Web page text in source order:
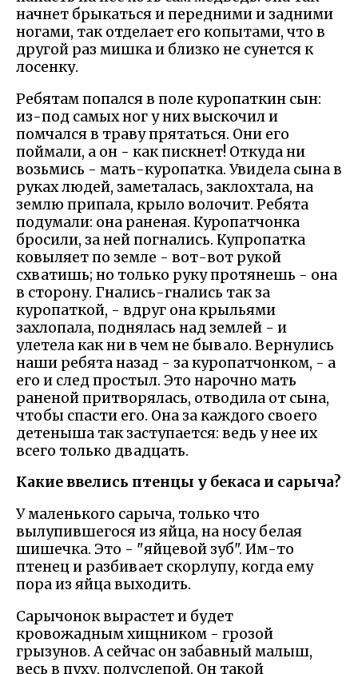
начнет брыкаться и передними и задними
ногами, так отделает его копытами, что в
другой раз мишка и близко не сунется к
лосенку.
Ребятам попался в поле куропаткин сын:
из-под самых ног у них выскочил и
помчался в траву прятаться. Они его
поймали, а он - как пискнет! Откуда ни
возьмись - мать-куропатка. Увидела сына в
руках людей, заметалась, заклохтала, на
землю припала, крыло волочит. Ребята
подумали: она раненая. Куропатчонка
бросили, за ней погнались. Купропатка
ковыляет по земле - вот-вот рукой
схватишь; но только руку протянешь - она
в сторону. Гнались-гнались так за
куропаткой, - вдруг она крыльями
захлопала, поднялась над землей - и
улетела как ни в чем не бывало. Вернулись
наши ребята назад - за куропатчонком, - а
его и след простыл. Это нарочно мать
раненой притворялась, отводила от сына,
чтобы спасти его. Она за каждого своего
детеныша так заступается: ведь у нее их
всего только двадцать.
Какие ввелись птенцы у бекаса и сарыча?
У маленького сарыча, только что
вылупившегося из яйца, на носу белая
шишечка. Это - "яйцевой зуб". Им-то
птенец и разбивает скорлупу, когда ему
пора из яйца выходить.
Сарычонок вырастет и будет
кровожадным хищником - грозой
грызунов. А сейчас он забавный малыш,
весь в пуху, полуслепой. Он такой